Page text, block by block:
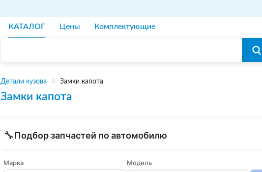
КАТАЛОГ Цены Комплектующие
Детали кузова Замки капота
Замки капота
🔧Подбор запчастей по автомобилю
Марка Модель